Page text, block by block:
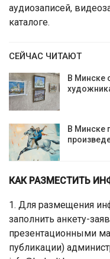
аудиозаписей,
каталоге.
СЕЙЧАС ЧИТАЮТ
В Минске
В Минске
КАК РАЗМЕСТИТЬ
1. Для размещения
заполнить анкету-
презентационными
публикации)